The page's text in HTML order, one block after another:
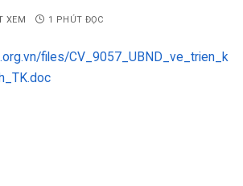
XEM 1 PHÚT ĐỌC
files/CV_9057_UBND_ve_trien_k